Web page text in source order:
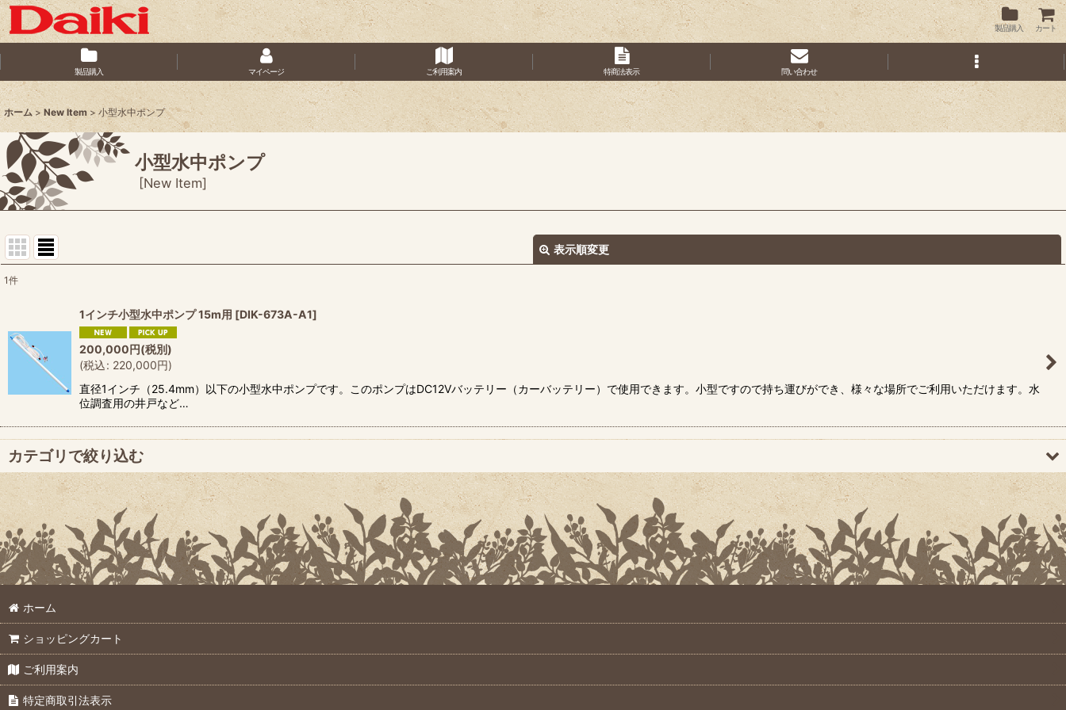
製品購入 カート
製品購入 マイページ ご利用案内 特商法表示 問い合わせ
ホーム > New Item > 小型水中ポンプ
小型水中ポンプ
[New Item]
表示順変更
表示数
絞り込む
1件
1インチ小型水中ポンプ 15m用 [DIK-673A-A1]
200,000円(税別)
(税込: 220,000円)
直径1インチ（25.4mm）以下の小型水中ポンプです。このポンプはDC12Vバッテリー（カーバッテリー）で使用できます。小型ですので持ち運びができ、様々な場所でご利用いただけます。水
位調査用の井戸など…
カテゴリで絞り込む
小型水中ポンプ (全商品)
製品
オプション
ホーム
ショッピングカート
ご利用案内
特定商取引法表示